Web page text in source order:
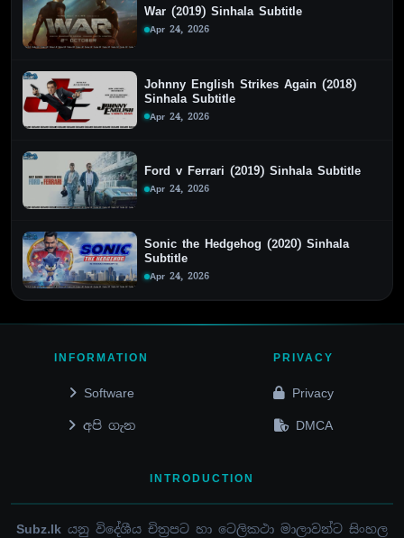
War (2019) Sinhala Subtitle
Apr 24, 2026
Johnny English Strikes Again (2018)
Sinhala Subtitle
Apr 24, 2026
Ford v Ferrari (2019) Sinhala Subtitle
Apr 24, 2026
Sonic the Hedgehog (2020) Sinhala
Subtitle
Apr 24, 2026
INFORMATION
Software
අපි ගැන
PRIVACY
Privacy
DMCA
INTRODUCTION
Subz.lk යනු විදේශීය චිත්‍රපට හා ටෙලිකථා මාලාවන්ට සිංහල